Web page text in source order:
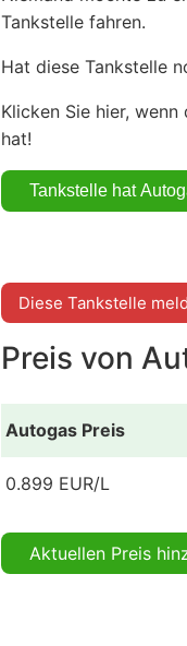
Tankstelle fahren.
Hat diese Tankstelle
Klicken Sie hier,
hat!
Diese Tankstelle
Preis von
Autogas Preis
0.899 EUR/L
Aktuellen Preis